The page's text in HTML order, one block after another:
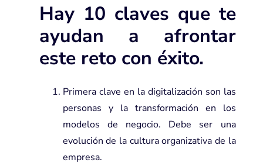
Hay 10 claves que te
ayudan a afrontar
este reto con éxito.
Primera clave en la digitalización son las
personas y la transformación en los
modelos de negocio. Debe ser una
evolución de la cultura organizativa de la
empresa.